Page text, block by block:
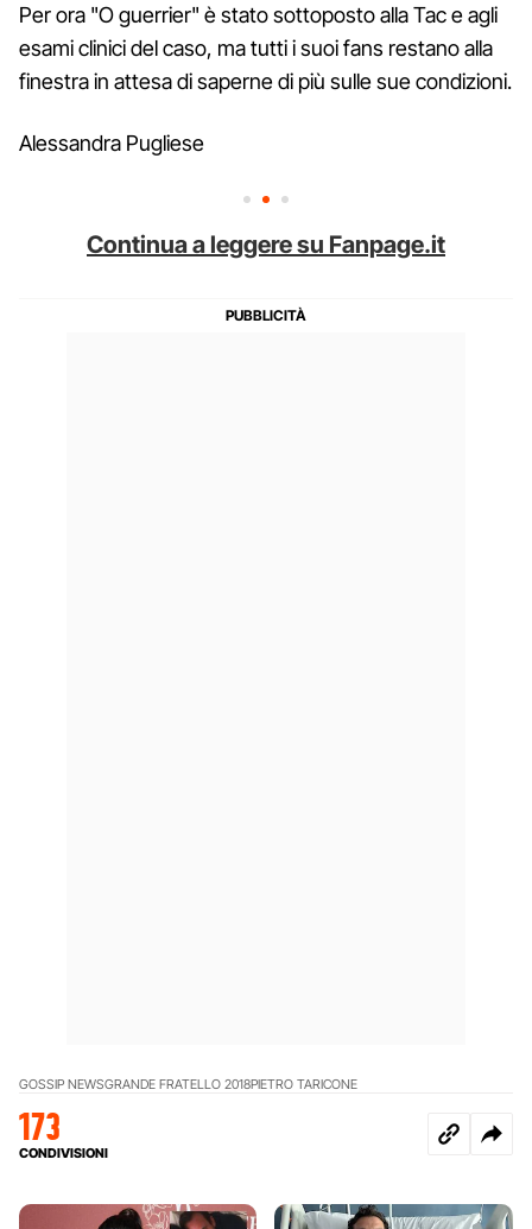
Per ora "O guerrier" è stato sottoposto alla Tac e agli
esami clinici del caso, ma tutti i suoi fans restano alla
finestra in attesa di saperne di più sulle sue condizioni.
Alessandra Pugliese
Continua a leggere su Fanpage.it
GOSSIP NEWSGRANDE FRATELLO 2018PIETRO TARICONE
173
CONDIVISIONI